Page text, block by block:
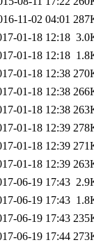
11-02 04:01
01-18 12:18
01-18 12:18
01-18 12:38
01-18 12:38
01-18 12:38
01-18 12:39
01-18 12:39
01-18 12:39
06-19 17:43
06-19 17:43
06-19 17:43
06-19 17:44